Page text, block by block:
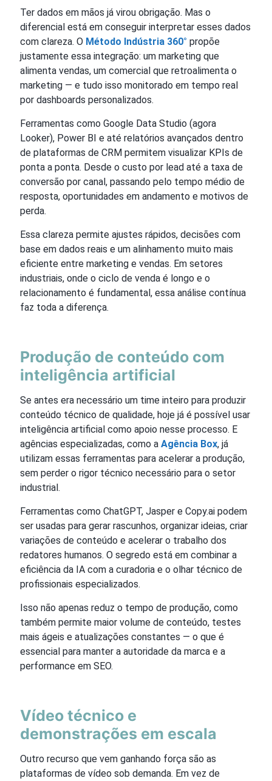
Ter dados em mãos já virou obrigação. Mas o
diferencial está em conseguir interpretar esses dados
com clareza. O Método Indústria 360° propõe
justamente essa integração: um marketing que
alimenta vendas, um comercial que retroalimenta o
marketing — e tudo isso monitorado em tempo real
por dashboards personalizados.
Ferramentas como Google Data Studio (agora
Looker), Power BI e até relatórios avançados dentro
de plataformas de CRM permitem visualizar KPIs de
ponta a ponta. Desde o custo por lead até a taxa de
conversão por canal, passando pelo tempo médio de
resposta, oportunidades em andamento e motivos de
perda.
Essa clareza permite ajustes rápidos, decisões com
base em dados reais e um alinhamento muito mais
eficiente entre marketing e vendas. Em setores
industriais, onde o ciclo de venda é longo e o
relacionamento é fundamental, essa análise contínua
faz toda a diferença.
Produção de conteúdo com
inteligência artificial
Se antes era necessário um time inteiro para produzir
conteúdo técnico de qualidade, hoje já é possível usar
inteligência artificial como apoio nesse processo. E
agências especializadas, como a Agência Box, já
utilizam essas ferramentas para acelerar a produção,
sem perder o rigor técnico necessário para o setor
industrial.
Ferramentas como ChatGPT, Jasper e Copy.ai podem
ser usadas para gerar rascunhos, organizar ideias, criar
variações de conteúdo e acelerar o trabalho dos
redatores humanos. O segredo está em combinar a
eficiência da IA com a curadoria e o olhar técnico de
profissionais especializados.
Isso não apenas reduz o tempo de produção, como
também permite maior volume de conteúdo, testes
mais ágeis e atualizações constantes — o que é
essencial para manter a autoridade da marca e a
performance em SEO.
Vídeo técnico e
demonstrações em escala
Outro recurso que vem ganhando força são as
plataformas de vídeo sob demanda. Em vez de